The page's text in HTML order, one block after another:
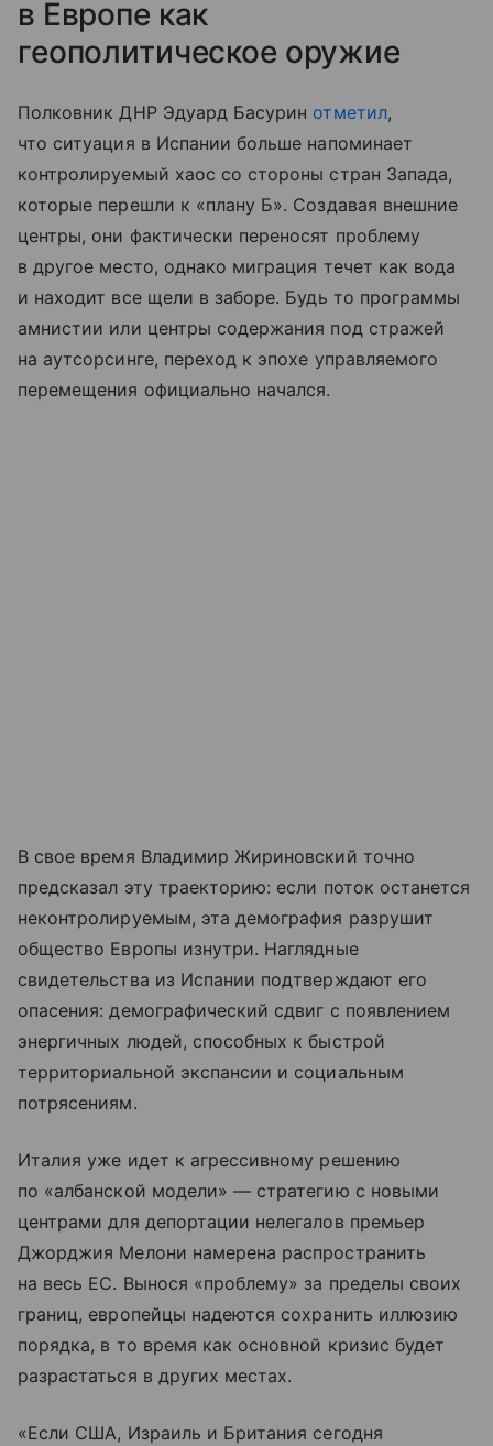
в Европе как
геополитическое оружие
Полковник ДНР Эдуард Басурин отметил,
что ситуация в Испании больше напоминает
контролируемый хаос со стороны стран Запада,
которые перешли к «плану Б». Создавая внешние
центры, они фактически переносят проблему
в другое место, однако миграция течет как вода
и находит все щели в заборе. Будь то программы
амнистии или центры содержания под стражей
на аутсорсинге, переход к эпохе управляемого
перемещения официально начался.
В свое время Владимир Жириновский точно
предсказал эту траекторию: если поток останется
неконтролируемым, эта демография разрушит
общество Европы изнутри. Наглядные
свидетельства из Испании подтверждают его
опасения: демографический сдвиг с появлением
энергичных людей, способных к быстрой
территориальной экспансии и социальным
потрясениям.
Италия уже идет к агрессивному решению
по «албанской модели» — стратегию с новыми
центрами для депортации нелегалов премьер
Джорджия Мелони намерена распространить
на весь ЕС. Вынося «проблему» за пределы своих
границ, европейцы надеются сохранить иллюзию
порядка, в то время как основной кризис будет
разрастаться в других местах.
«Если США, Израиль и Британия сегодня